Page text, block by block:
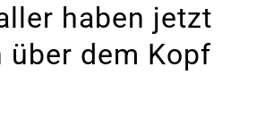
haben jetzt
über dem Kopf